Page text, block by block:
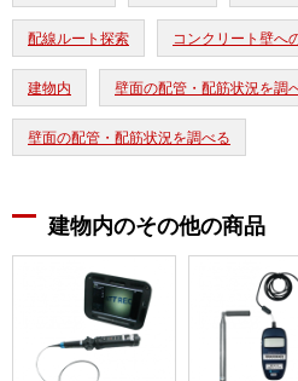
配線ルート探索 コンクリート壁へ
建物内 壁面の配管・配筋状況を調
壁面の配管・配筋状況を調べる
建物内のその他の商品